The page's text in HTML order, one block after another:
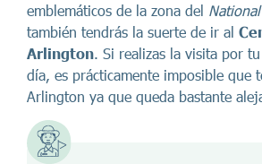
emblemáticos de la zona del
también tendrás la suerte de ir al
Arlington. Si realizas la visita por
día, es prácticamente imposible que
Arlington ya que queda bastante